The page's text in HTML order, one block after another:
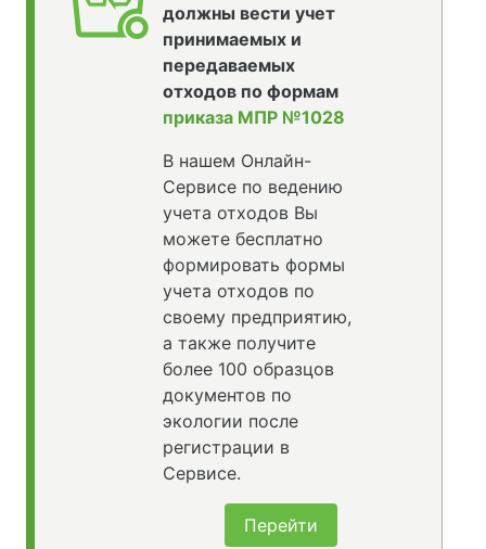
должны вести учет
принимаемых и
передаваемых
отходов по формам
приказа МПР №1028
В нашем Онлайн-
Сервисе по ведению
учета отходов Вы
можете бесплатно
формировать формы
учета отходов по
своему предприятию,
а также получите
более 100 образцов
документов по
экологии после
регистрации в
Сервисе.
Перейти